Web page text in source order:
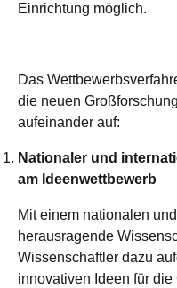
Einrichtung möglich.
Das
die neuen
aufeinander auf:
Nationaler und
am Ideenwettbewerb
Mit einem nationalen
herausragende
Wissenschaftler dazu
innovativen Ideen für